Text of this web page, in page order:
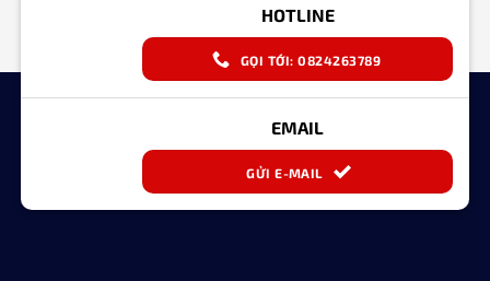
HOTLINE
GỌI TỚI: 0824263789
EMAIL
GỬI E-MAIL